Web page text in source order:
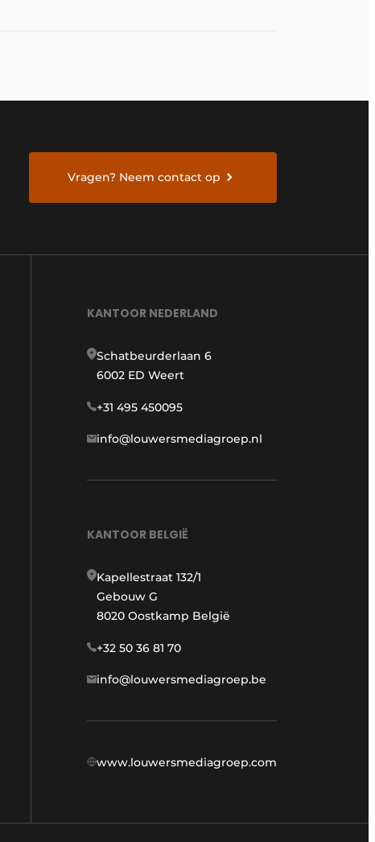
Vragen? Neem contact op
KANTOOR NEDERLAND
Schatbeurderlaan 6
6002 ED Weert
+31 495 450095
info@louwersmediagroep.nl
KANTOOR BELGIË
Kapellestraat 132/1
Gebouw G
8020 Oostkamp België
+32 50 36 81 70
info@louwersmediagroep.be
www.louwersmediagroep.com